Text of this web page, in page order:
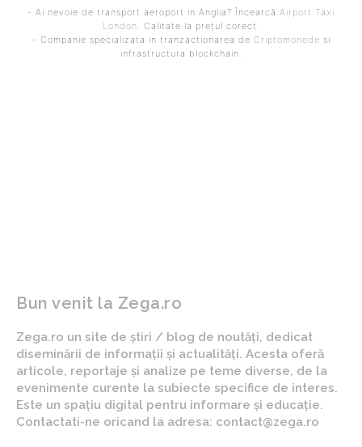
- Ai nevoie de transport aeroport in Anglia? Încearcă Airport Taxi
London . Calitate la prețul corect.
- Companie specializata in tranzactionarea de Criptomonede si
infrastructura blockchain.
Bun venit la Zega.ro
Zega.ro un site de știri / blog de noutăți, dedicat
diseminării de informații și actualități. Acesta oferă
articole, reportaje și analize pe teme diverse, de la
evenimente curente la subiecte specifice de interes.
Este un spațiu digital pentru informare și educație.
Contactati-ne oricand la adresa: contact@zega.ro